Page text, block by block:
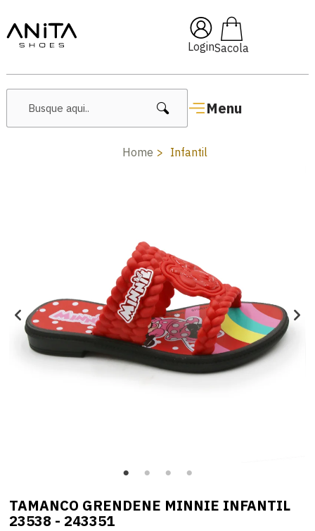
Login
Menu
🔥 Lançamentos Femininos
Home Infantil
TAMANCO GRENDENE MINNIE INFANTIL
23538 - 243351